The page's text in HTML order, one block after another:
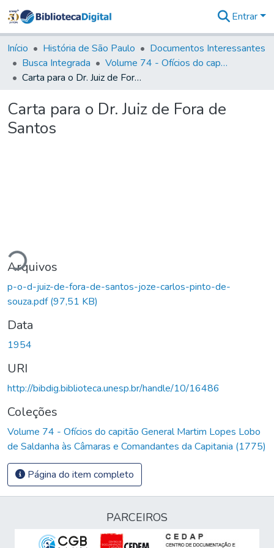
&
Coleções
Tudo na
Biblioteca
Estatísticas
Entrar
Início História de São Paulo
Documentos Interessantes
Busca Integrada
Volume 74 - Ofícios do capitão General Martim Lopes Lobo de Saldanha às Câmaras e Comandantes da Capitania (1775)
Carta para o Dr. Juiz de Fora de Santos
Carta para o Dr. Juiz de Fora de
Santos
Arquivos
p-o-d-juiz-de-fora-de-santos-joze-carlos-pinto-de-
souza.pdf(97,51 KB)
Data
1954
URI
http://bibdig.biblioteca.unesp.br/handle/10/16486
Coleções
Volume 74 - Ofícios do capitão General Martim Lopes Lobo
de Saldanha às Câmaras e Comandantes da Capitania (1775)
Página do item completo
PARCEIROS